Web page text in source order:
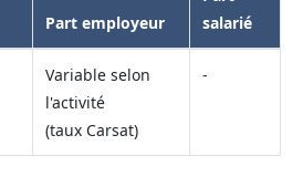
Part employeur
salarié
Variable selon
l'activité
(taux Carsat)
-